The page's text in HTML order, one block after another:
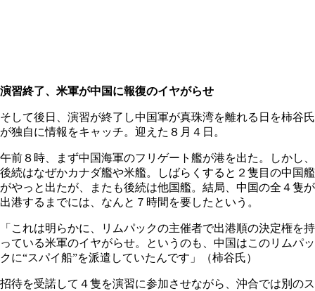
演習終了、米軍が中国に報復のイヤがらせ
そして後日、演習が終了し中国軍が真珠湾を離れる日を柿谷氏
が独自に情報をキャッチ。迎えた８月４日。
午前８時、まず中国海軍のフリゲート艦が港を出た。しかし、
後続はなぜかカナダ艦や米艦。しばらくすると２隻目の中国艦
がやっと出たが、またも後続は他国艦。結局、中国の全４隻が
出港するまでには、なんと７時間を要したという。
「これは明らかに、リムパックの主催者で出港順の決定権を持
っている米軍のイヤがらせ。というのも、中国はこのリムパッ
クに“スパイ船”を派遣していたんです」（柿谷氏）
招待を受諾して４隻を演習に参加させながら、沖合では別のス